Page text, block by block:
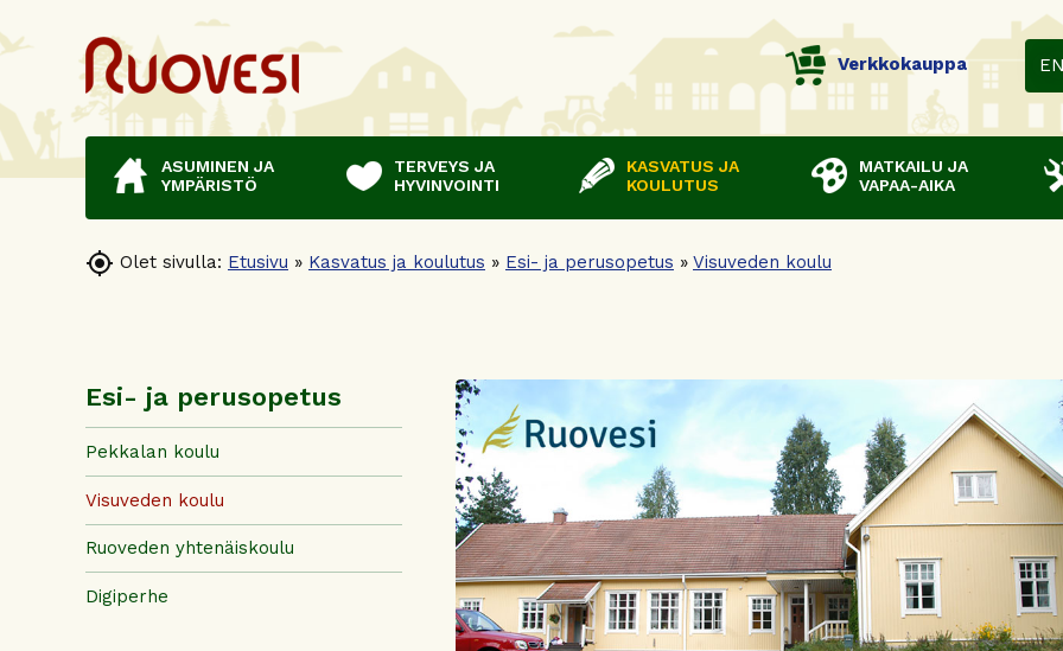
Verkkokauppa
ASUMINEN JA
YMPÄRISTÖ
TERVEYS JA
HYVINVOINTI
KASVATUS JA
KOULUTUS
MATKAILU JA
VAPAA-AIKA
 Olet sivulla: Etusivu » Kasvatus ja koulutus » Esi- ja perusopetus » Visuveden koulu
Esi- ja perusopetus
Pekkalan koulu
Visuveden koulu
Ruoveden yhtenäiskoulu
Digiperhe